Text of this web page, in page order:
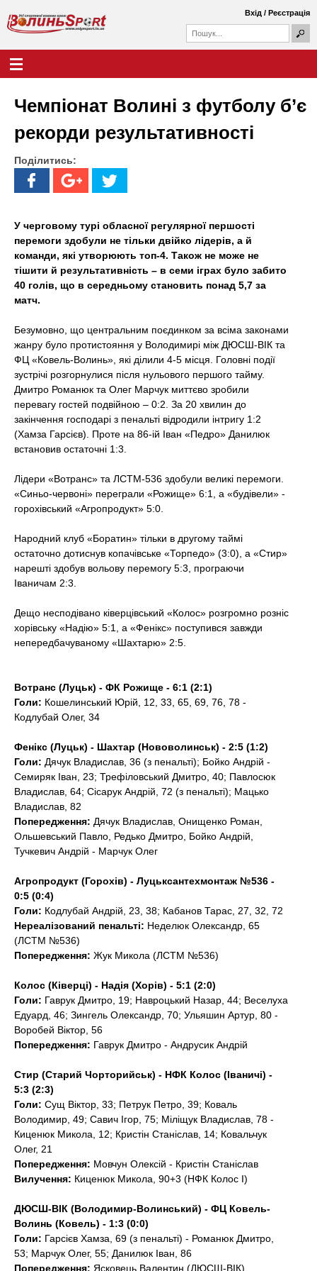
вмісту
В
и
н
ь
S
p
o
о
у
о
а
о
ш
Вхід / Реєстрація
Чемпіонат Волині з футболу б’є
рекорди результативності
Поділитись:
У черговому турі обласної регулярної першості
перемоги здобули не тільки двійко лідерів, а й
команди, які утворюють топ-4. Також не може не
тішити й результативність – в семи іграх було забито
40 голів, що в середньому становить понад 5,7 за
матч.
Безумовно, що центральним поєдинком за всіма законами
жанру було протистояння у Володимирі між ДЮСШ-ВІК та
ФЦ «Ковель-Волинь», які ділили 4-5 місця. Головні події
зустрічі розгорнулися після нульового першого тайму.
Дмитро Романюк та Олег Марчук миттєво зробили
перевагу гостей подвійною – 0:2. За 20 хвилин до
закінчення господарі з пенальті відродили інтригу 1:2
(Хамза Гарсієв). Проте на 86-ій Іван «Педро» Данилюк
встановив остаточні 1:3.
Лідери «Вотранс» та ЛСТМ-536 здобули великі перемоги.
«Синьо-червоні» переграли «Рожище» 6:1, а «будівели» -
горохівський «Агропродукт» 5:0.
Народний клуб «Боратин» тільки в другому таймі
остаточно дотиснув копачівське «Торпедо» (3:0), а «Стир»
нарешті здобув вольову перемогу 5:3, програючи
Іваничам 2:3.
Дещо несподівано ківерцівський «Колос» розгромно розніс
хорівську «Надію» 5:1, а «Фенікс» поступився завжди
непередбачуваному «Шахтарю» 2:5.
Вотранс (Луцьк) - ФК Рожище - 6:1 (2:1)
Голи: Кошелинський Юрій, 12, 33, 65, 69, 76, 78 -
Кодлубай Олег, 34
Фенікс (Луцьк) - Шахтар (Нововолинськ) - 2:5 (1:2)
Голи: Дячук Владислав, 36 (з пенальті); Бойко Андрій -
Семиряк Іван, 23; Трефіловський Дмитро, 40; Павлосюк
Владислав, 64; Сісарук Андрій, 72 (з пенальті); Мацько
Владислав, 82
Попередження: Дячук Владислав, Онищенко Роман,
Ольшевський Павло, Редько Дмитро, Бойко Андрій,
Тучкевич Андрій - Марчук Олег
Агропродукт (Горохів) - Луцьксантехмонтаж №536 -
0:5 (0:4)
Голи: Кодлубай Андрій, 23, 38; Кабанов Тарас, 27, 32, 72
Нереалізований пенальті: Неделюк Олександр, 65
(ЛСТМ №536)
Попередження: Жук Микола (ЛСТМ №536)
Колос (Ківерці) - Надія (Хорів) - 5:1 (2:0)
Голи: Гаврук Дмитро, 19; Навроцький Назар, 44; Веселуха
Едуард, 46; Зингель Олександр, 70; Ульяшин Артур, 80 -
Воробей Віктор, 56
Попередження: Гаврук Дмитро - Андрусик Андрій
Стир (Старий Чорторийськ) - НФК Колос (Іваничі) -
5:3 (2:3)
Голи: Сущ Віктор, 33; Петрук Петро, 39; Коваль
Володимир, 49; Савич Ігор, 75; Міліщук Владислав, 78 -
Киценюк Микола, 12; Кристін Станіслав, 14; Ковальчук
Олег, 21
Попередження: Мовчун Олексій - Кристін Станіслав
Вилучення: Киценюк Микола, 90+3 (НФК Колос І)
ДЮСШ-ВІК (Володимир-Волинський) - ФЦ Ковель-
Волинь (Ковель) - 1:3 (0:0)
Голи: Гарсієв Хамза, 69 (з пенальті) - Романюк Дмитро,
53; Марчук Олег, 55; Данилюк Іван, 86
Попередження: Ясковець Валентин (ДЮСШ-ВІК)